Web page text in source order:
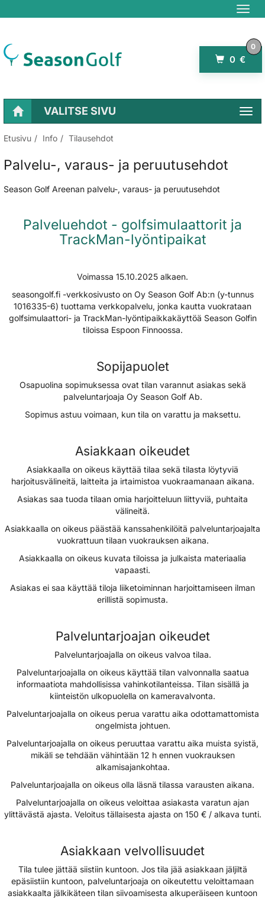
0 €
0
VALITSE SIVU
Etusivu Info Tilausehdot
Palvelu-, varaus- ja peruutusehdot
Season Golf Areenan palvelu-, varaus- ja peruutusehdot
Palveluehdot - golfsimulaattorit ja
TrackMan-lyöntipaikat
Voimassa 15.10.2025 alkaen.
seasongolf.fi -verkkosivusto on Oy Season Golf Ab:n (y-tunnus
1016335-6) tuottama verkkopalvelu, jonka kautta vuokrataan
golfsimulaattori- ja TrackMan-lyöntipaikkakäyttöä Season Golfin
tiloissa Espoon Finnoossa.
Sopijapuolet
Osapuolina sopimuksessa ovat tilan varannut asiakas sekä
palveluntarjoaja Oy Season Golf Ab.
Sopimus astuu voimaan, kun tila on varattu ja maksettu.
Asiakkaan oikeudet
Asiakkaalla on oikeus käyttää tilaa sekä tilasta löytyviä
harjoitusvälineitä, laitteita ja irtaimistoa vuokraamanaan aikana.
Asiakas saa tuoda tilaan omia harjoitteluun liittyviä, puhtaita
välineitä.
Asiakkaalla on oikeus päästää kanssahenkilöitä palveluntarjoajalta
vuokrattuun tilaan vuokrauksen aikana.
Asiakkaalla on oikeus kuvata tiloissa ja julkaista materiaalia
vapaasti.
Asiakas ei saa käyttää tiloja liiketoiminnan harjoittamiseen ilman
erillistä sopimusta.
Palveluntarjoajan oikeudet
Palveluntarjoajalla on oikeus valvoa tilaa.
Palveluntarjoajalla on oikeus käyttää tilan valvonnalla saatua
informaatiota mahdollisissa vahinkotilanteissa. Tilan sisällä ja
kiinteistön ulkopuolella on kameravalvonta.
Palveluntarjoajalla on oikeus perua varattu aika odottamattomista
ongelmista johtuen.
Palveluntarjoajalla on oikeus peruuttaa varattu aika muista syistä,
mikäli se tehdään vähintään 12 h ennen vuokrauksen
alkamisajankohtaa.
Palveluntarjoajalla on oikeus olla läsnä tilassa varausten aikana.
Palveluntarjoajalla on oikeus veloittaa asiakasta varatun ajan
ylittävästä ajasta. Veloitus tällaisesta ajasta on 150 € / alkava tunti.
Asiakkaan velvollisuudet
Tila tulee jättää siistiin kuntoon. Jos tila jää asiakkaan jäljiltä
epäsiistiin kuntoon, palveluntarjoaja on oikeutettu veloittamaan
asiakkaalta jälkikäteen tilan siivoamisesta alkuperäiseen kuntoon